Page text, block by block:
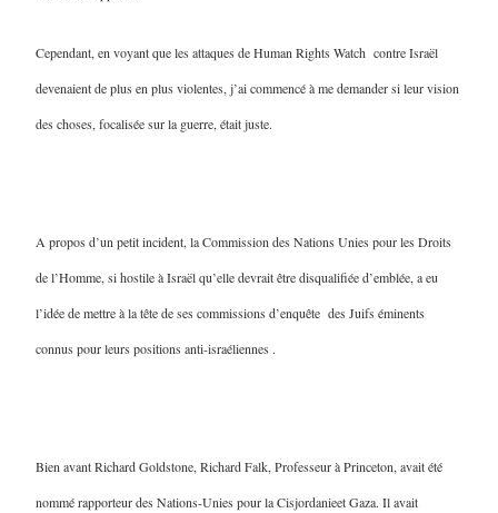
Cependant, en voyant que les attaques de Human Rights Watch contre Israël
devenaient de plus en plus violentes, j’ai commencé à me demander si leur vision
des choses, focalisée sur la guerre, était juste.
A propos d’un petit incident, la Commission des Nations Unies pour les Droits
de l’Homme, si hostile à Israël qu’elle devrait être disqualifiée d’emblée, a eu
l’idée de mettre à la tête de ses commissions d’enquête des Juifs éminents
connus pour leurs positions anti-israéliennes .
Bien avant Richard Goldstone, Richard Falk, Professeur à Princeton, avait été
nommé rapporteur des Nations-Unies pour la Cisjordanieet Gaza. Il avait